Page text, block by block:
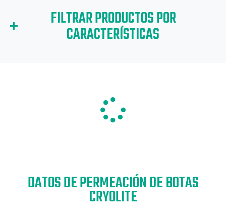
FILTRAR PRODUCTOS POR
CARACTERÍSTICAS
DATOS DE PERMEACIÓN DE BOTAS
CRYOLITE